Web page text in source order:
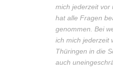
mich jederzeit vor
hat alle Fragen
genommen. Bei
ich mich jederzeit
Thüringen in die
auch